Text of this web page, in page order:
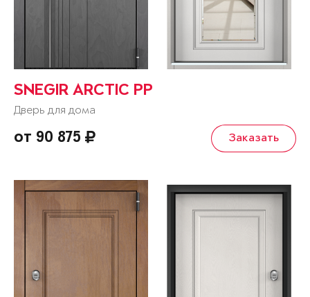
SNEGIR ARCTIC PP
Дверь для дома
от 90 875 Заказать